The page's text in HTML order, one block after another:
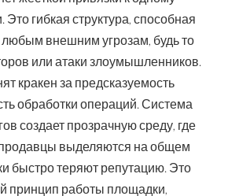
гибкая структура, способная
любым внешним угрозам, будь то
или атаки злоумышленников.
кракен за предсказуемость
обработки операций. Система
создает прозрачную среду, где
выделяются на общем
быстро теряют репутацию. Это
принцип работы площадки,